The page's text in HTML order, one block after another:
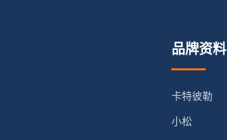
品牌资料
卡特彼勒
小松